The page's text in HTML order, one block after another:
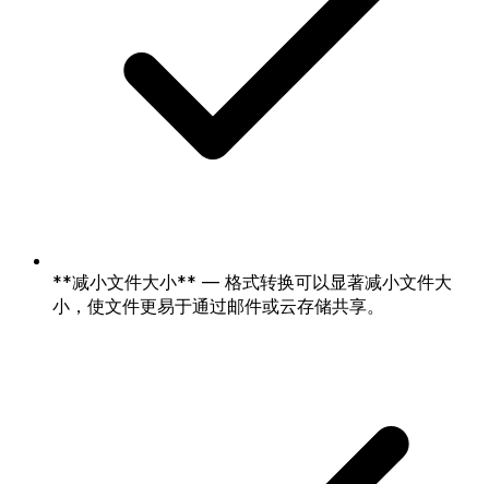
**减小文件大小** — 格式转换可以显著减小文件大
小，使文件更易于通过邮件或云存储共享。